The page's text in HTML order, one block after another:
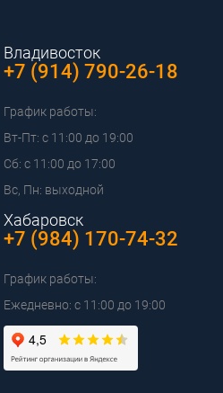
Владивосток
+7 (914) 790-26-18
График работы:
Вт-Пт: с 11:00 до 19:00
Сб: с 11:00 до 17:00
Вс, Пн: выходной
Хабаровск
+7 (984) 170-74-32
График работы:
Ежедневно: с 11:00 до 19:00